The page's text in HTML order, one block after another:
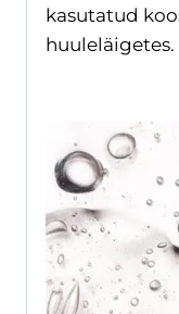
kasutatud
huuleläigetes.